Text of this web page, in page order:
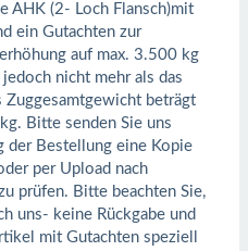
AHK (2- Loch Flansch)mit
ein Gutachten zur
auf max. 3.500 kg
nicht mehr als das
Zuggesamtgewicht beträgt
Bitte senden Sie uns
der Bestellung eine Kopie
per Upload nach
prüfen. Bitte beachten Sie,
uns- keine Rückgabe und
mit Gutachten speziell